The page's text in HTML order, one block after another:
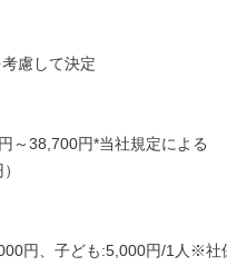
慮して決定
～38,700円*当社規定による
円、子ども:5,000円/1人※社